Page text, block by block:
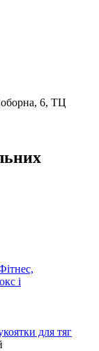
6, ТЦ
і
для тяг